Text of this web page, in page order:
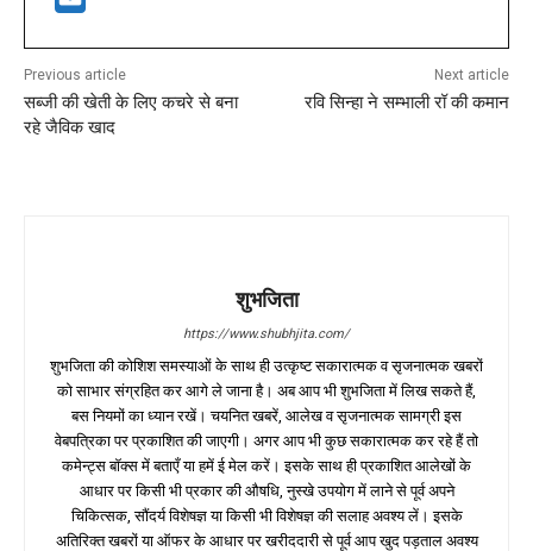
Previous article
सब्जी की खेती के लिए कचरे से बना
रहे जैविक खाद
Next article
रवि सिन्हा ने सम्भाली रॉ की कमान
शुभजिता
https://www.shubhjita.com/
शुभजिता की कोशिश समस्याओं के साथ ही उत्कृष्ट सकारात्मक व सृजनात्मक खबरों
को साभार संग्रहित कर आगे ले जाना है। अब आप भी शुभजिता में लिख सकते हैं,
बस नियमों का ध्यान रखें। चयनित खबरें, आलेख व सृजनात्मक सामग्री इस
वेबपत्रिका पर प्रकाशित की जाएगी। अगर आप भी कुछ सकारात्मक कर रहे हैं तो
कमेन्ट्स बॉक्स में बताएँ या हमें ई मेल करें। इसके साथ ही प्रकाशित आलेखों के
आधार पर किसी भी प्रकार की औषधि, नुस्खे उपयोग में लाने से पूर्व अपने
चिकित्सक, सौंदर्य विशेषज्ञ या किसी भी विशेषज्ञ की सलाह अवश्य लें। इसके
अतिरिक्त खबरों या ऑफर के आधार पर खरीददारी से पूर्व आप खुद पड़ताल अवश्य